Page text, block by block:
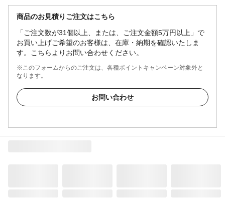
商品のお見積りご注文はこちら
「ご注文数が31個以上、または、ご注文金額5万円以上」で
お買い上げご希望のお客様は、在庫・納期を確認いたしま
す。こちらよりお問い合わせください。
※このフォームからのご注文は、各種ポイントキャンペーン対象外と
なります。
お問い合わせ